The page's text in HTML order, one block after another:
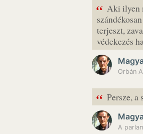
“ Aki ilyen
terjeszt,
védekezés
Orbán
“ Persze, a
A